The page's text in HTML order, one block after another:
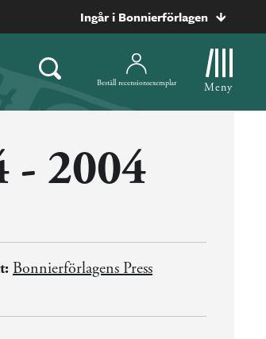
Ingår i Bonnierförlagen
Beställ recensionsexemplar Meny
- 2004
Bonnierförlagens Press